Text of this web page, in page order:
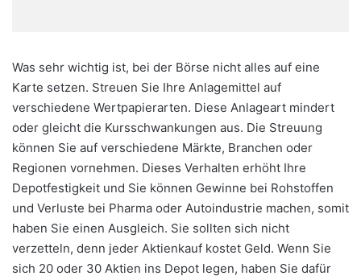
Was sehr wichtig ist, bei der Börse nicht alles auf eine
Karte setzen. Streuen Sie Ihre Anlagemittel auf
verschiedene Wertpapierarten. Diese Anlageart mindert
oder gleicht die Kursschwankungen aus. Die Streuung
können Sie auf verschiedene Märkte, Branchen oder
Regionen vornehmen. Dieses Verhalten erhöht Ihre
Depotfestigkeit und Sie können Gewinne bei Rohstoffen
und Verluste bei Pharma oder Autoindustrie machen, somit
haben Sie einen Ausgleich. Sie sollten sich nicht
verzetteln, denn jeder Aktienkauf kostet Geld. Wenn Sie
sich 20 oder 30 Aktien ins Depot legen, haben Sie dafür